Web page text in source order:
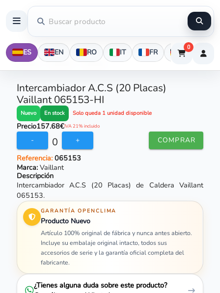
ES EN RO IT FR DE
0
Intercambiador A.C.S (20 Placas)
Vaillant 065153-HI
Nuevo En stock Solo queda 1 unidad disponible
Precio157.68€IVA 21% incluido
- 0 + COMPRAR
Referencia:065153
Marca: Vaillant
Descripción
Intercambiador A.C.S (20 Placas) de Caldera Vaillant
065153.
GARANTÍA OPENCLIMA
Producto Nuevo
Artículo 100% original de fábrica y nunca antes abierto.
Incluye su embalaje original intacto, todos sus
accesorios de serie y la garantía oficial completa del
fabricante.
¿Tienes alguna duda sobre este producto?